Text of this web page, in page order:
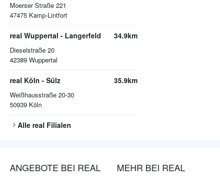
Moerser Straße 221
47475 Kamp-Lintfort
real Wuppertal - Langerfeld
Dieselstraße 20
42389 Wuppertal
34.9km
real Köln - Sülz
Weißhausstraße 20-30
50939 Köln
35.9km
Alle real Filialen
ANGEBOTE BEI REAL MEHR BEI REAL